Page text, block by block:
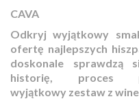
CAVA
Odkryj wyjątkowy
ofertę najlepszych
doskonale sprawdzą
historię, proces
wyjątkowy zestaw z